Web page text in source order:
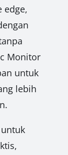
edge,
Monitor
untuk
lebih